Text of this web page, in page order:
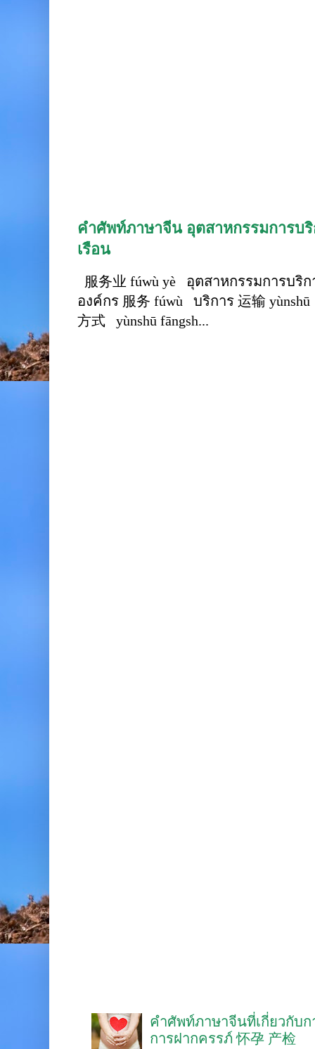
คำศัพท์ภาษาจีน อุตสาหกรรมการบ
เรือน
服务业 fúwù yè อุตสาหกรรมการบริ
องค์กร 服务 fúwù บริการ 运输
方式 yùnshū fāngsh...
คำศัพท์ภาษาจีนที่เกี่ยวกับ
การฝากครรภ์ 怀孕 产检